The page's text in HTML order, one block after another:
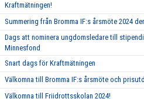
Kraftmätningen!
Summering från Bromma IF:s årsmöte 2024
Dags att nominera ungdomsledare till
Minnesfond
Snart dags för Kraftmätningen
Välkomna till Bromma IF:s årsmöte och
Välkomna till Friidrottsskolan 2024!